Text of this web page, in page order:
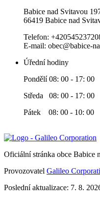
Babice nad Svitavou
66419 Babice nad
Telefon:
E-mail: obec@babice-
Úřední hodiny
Pondělí 08: 00 - 17: 00
Středa 08: 00 - 17: 00
Pátek 08: 00 - 10: 00
Oficiální stránka obce Babice
Provozovatel Galileo
Poslední aktualizace: 7. 8.